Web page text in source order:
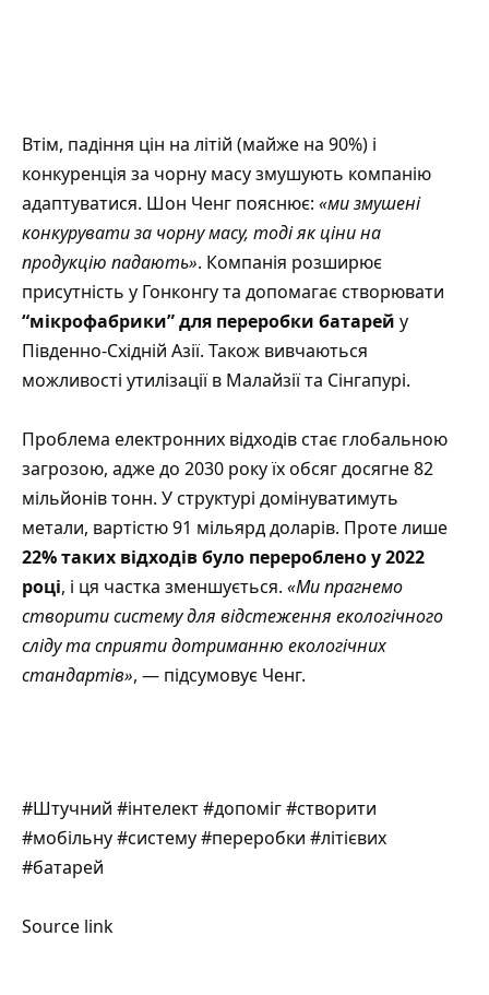
Втім, падіння цін на літій (майже на 90%) і
конкуренція за чорну масу змушують компанію
адаптуватися. Шон Ченг пояснює: «ми змушені
конкурувати за чорну масу, тоді як ціни на
продукцію падають». Компанія розширює
присутність у Гонконгу та допомагає створювати
“мікрофабрики” для переробки батарей у
Південно-Східній Азії. Також вивчаються
можливості утилізації в Малайзії та Сінгапурі.
Проблема електронних відходів стає глобальною
загрозою, адже до 2030 року їх обсяг досягне 82
мільйонів тонн. У структурі домінуватимуть
метали, вартістю 91 мільярд доларів. Проте лише
22% таких відходів було перероблено у 2022
році, і ця частка зменшується. «Ми прагнемо
створити систему для відстеження екологічного
сліду та сприяти дотриманню екологічних
стандартів», — підсумовує Ченг.
#Штучний #інтелект #допоміг #створити
#мобільну #систему #переробки #літієвих
#батарей
Source link